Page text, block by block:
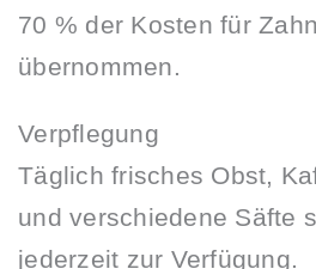
70 % der Kosten für
übernommen.
Verpflegung
Täglich frisches Obst,
und verschiedene Säfte
jederzeit zur Verfügung.